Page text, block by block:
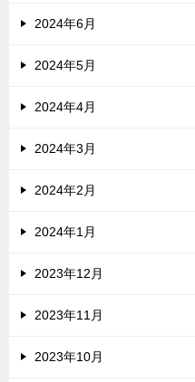
2024年6月
2024年5月
2024年4月
2024年3月
2024年2月
2024年1月
2023年12月
2023年11月
2023年10月